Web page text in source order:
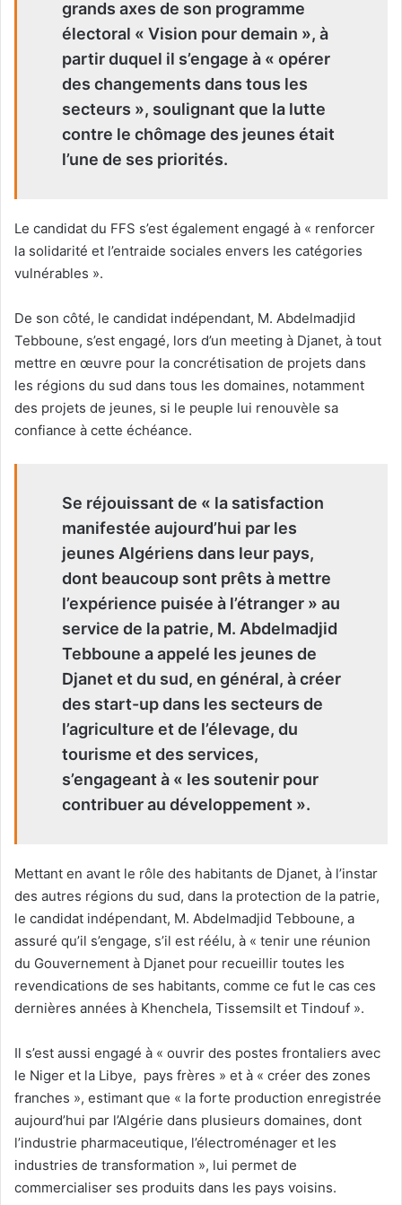
grands axes de son programme
électoral « Vision pour demain », à
partir duquel il s’engage à « opérer
des changements dans tous les
secteurs », soulignant que la lutte
contre le chômage des jeunes était
l’une de ses priorités.
Le candidat du FFS s’est également engagé à « renforcer
la solidarité et l’entraide sociales envers les catégories
vulnérables ».
De son côté, le candidat indépendant, M. Abdelmadjid
Tebboune, s’est engagé, lors d’un meeting à Djanet, à tout
mettre en œuvre pour la concrétisation de projets dans
les régions du sud dans tous les domaines, notamment
des projets de jeunes, si le peuple lui renouvèle sa
confiance à cette échéance.
Se réjouissant de « la satisfaction
manifestée aujourd’hui par les
jeunes Algériens dans leur pays,
dont beaucoup sont prêts à mettre
l’expérience puisée à l’étranger » au
service de la patrie, M. Abdelmadjid
Tebboune a appelé les jeunes de
Djanet et du sud, en général, à créer
des start-up dans les secteurs de
l’agriculture et de l’élevage, du
tourisme et des services,
s’engageant à « les soutenir pour
contribuer au développement ».
Mettant en avant le rôle des habitants de Djanet, à l’instar
des autres régions du sud, dans la protection de la patrie,
le candidat indépendant, M. Abdelmadjid Tebboune, a
assuré qu’il s’engage, s’il est réélu, à « tenir une réunion
du Gouvernement à Djanet pour recueillir toutes les
revendications de ses habitants, comme ce fut le cas ces
dernières années à Khenchela, Tissemsilt et Tindouf ».
Il s’est aussi engagé à « ouvrir des postes frontaliers avec
le Niger et la Libye, pays frères » et à « créer des zones
franches », estimant que « la forte production enregistrée
aujourd’hui par l’Algérie dans plusieurs domaines, dont
l’industrie pharmaceutique, l’électroménager et les
industries de transformation », lui permet de
commercialiser ses produits dans les pays voisins.